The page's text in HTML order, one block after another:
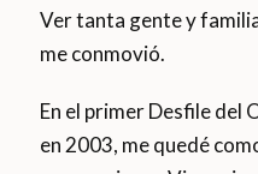
Ver tanta gente y
me conmovió.
En el primer Desfile del
en 2003, me quedé